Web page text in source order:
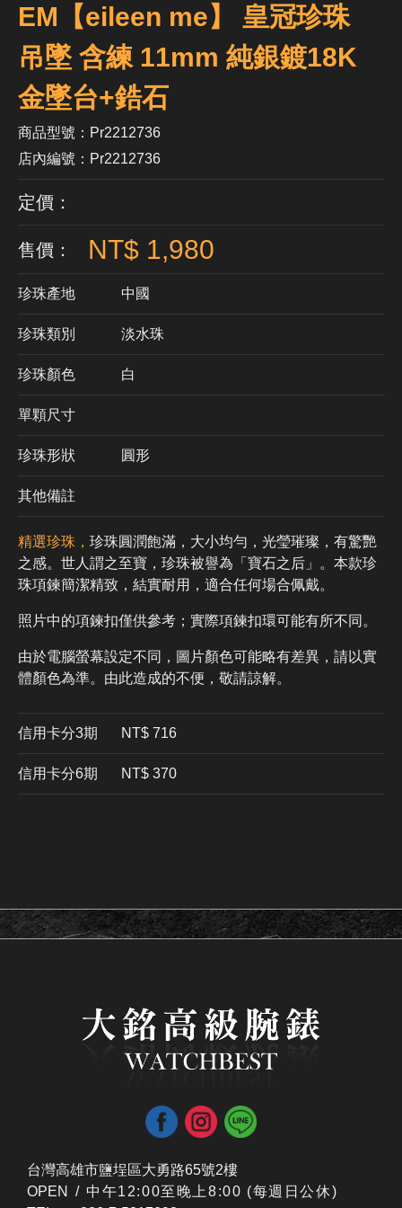
EM【eileen me】 皇冠珍珠
吊墜 含練 11mm 純銀鍍18K
金墜台+鋯石
商品型號：Pr2212736
店內編號：Pr2212736
定價：
售價： NT$ 1,980
珍珠產地 中國
珍珠類別 淡水珠
珍珠顏色 ​白
單顆尺寸
珍珠形狀 圓形
其他備註
精選珍珠， 珍珠圓潤飽滿，大小均勻，光瑩璀璨，有驚艷
之感。世人謂之至寶，珍珠被譽為「寶石之后」。本款珍
珠項鍊簡潔精致，結實耐用，適合任何場合佩戴。
照片中的項鍊扣僅供參考；實際項鍊扣環可能有所不同。
由於電腦螢幕設定不同，圖片顏色可能略有差異，請以實
體顏色為準。由此造成的不便，敬請諒解。
信用卡分3期 ​NT$ 716
信用卡分6期 NT$ 370
台灣高雄市鹽埕區大勇路65號2樓
OPEN / ​中午12:00至晚上8:00 (每週日公休)